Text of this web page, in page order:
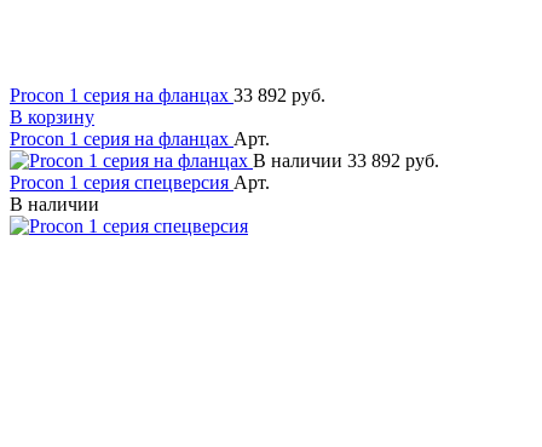
Procon 1 серия на фланцах 33 892 руб.
В корзину
Procon 1 серия на фланцах Арт.
В наличии 33 892 руб.
Procon 1 серия спецверсия Арт.
В наличии